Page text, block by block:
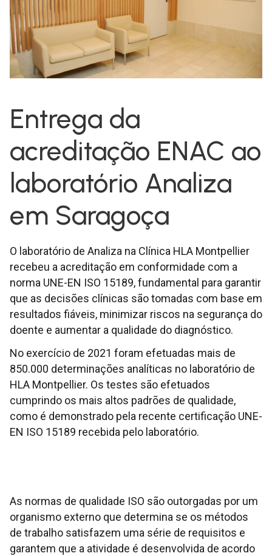
Entrega da
acreditação ENAC ao
laboratório Analiza
em Saragoça
O laboratório de Analiza na Clínica HLA Montpellier
recebeu a acreditação em conformidade com a
norma UNE-EN ISO 15189, fundamental para garantir
que as decisões clínicas são tomadas com base em
resultados fiáveis, minimizar riscos na segurança do
doente e aumentar a qualidade do diagnóstico.
No exercício de 2021 foram efetuadas mais de
850.000 determinações analíticas no laboratório de
HLA Montpellier. Os testes são efetuados
cumprindo os mais altos padrões de qualidade,
como é demonstrado pela recente certificação UNE-
EN ISO 15189 recebida pelo laboratório.
As normas de qualidade ISO são outorgadas por um
organismo externo que determina se os métodos
de trabalho satisfazem uma série de requisitos e
garantem que a atividade é desenvolvida de acordo